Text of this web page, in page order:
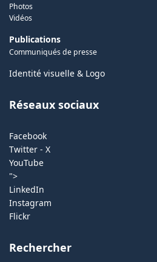
Photos
Vidéos
Publications
Communiqués de presse
Identité visuelle & Logo
Réseaux sociaux
Facebook
Twitter - X
YouTube
">
LinkedIn
Instagram
Flickr
Rechercher